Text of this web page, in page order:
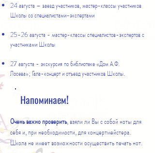
24 августа – заезд участников, мастер-классы участников
Школы со специалистами-экспертами
25-26 августа - мастер-классы специалистов-экспертов с
участниками Школы
27 августа - экскурсия по библиотеке «Дом А.Ф.
Лосева»; Гала-концерт и отъезд участников Школы.
Напоминаем!
Очень важно проверить, взяли ли Вы с собой ноты для
себя и, при необходимости, для концертмейстера.
Школа не имеет возможности осуществить печать нот.